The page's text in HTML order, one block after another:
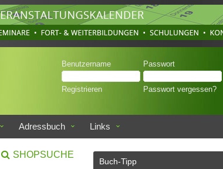
Benutzername Passwort
Registrieren Passwort vergessen?
Adressbuch Links
SHOPSUCHE
Buch-Tipp